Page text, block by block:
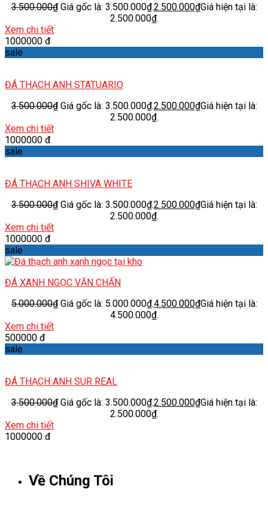
3.500.000₫ Giá gốc là: 3.500.000₫.2.500.000₫Giá hiện tại là:
2.500.000₫.
Xem chi tiết
1000000 đ
sale
ĐÁ THẠCH ANH STATUARIO
3.500.000₫ Giá gốc là: 3.500.000₫.2.500.000₫Giá hiện tại là:
2.500.000₫.
Xem chi tiết
1000000 đ
sale
ĐÁ THẠCH ANH SHIVA WHITE
3.500.000₫ Giá gốc là: 3.500.000₫.2.500.000₫Giá hiện tại là:
2.500.000₫.
Xem chi tiết
1000000 đ
sale
ĐÁ XANH NGỌC VĂN CHẤN
5.000.000₫ Giá gốc là: 5.000.000₫.4.500.000₫Giá hiện tại là:
4.500.000₫.
Xem chi tiết
500000 đ
sale
ĐÁ THẠCH ANH SUR REAL
3.500.000₫ Giá gốc là: 3.500.000₫.2.500.000₫Giá hiện tại là:
2.500.000₫.
Xem chi tiết
1000000 đ
Về Chúng Tôi